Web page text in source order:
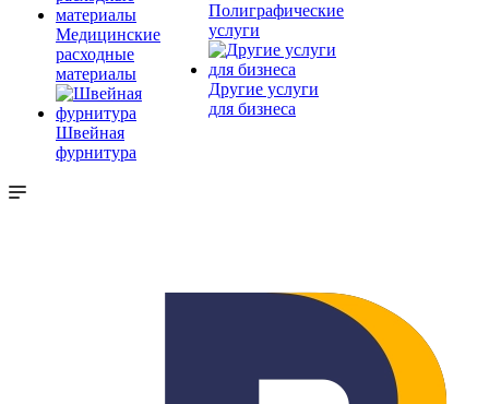
Медицинские
расходные
материалы
Швейная
фурнитура
Полиграфические
услуги
Другие услуги
для бизнеса